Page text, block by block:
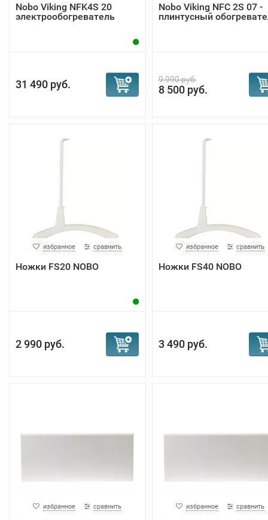
Nobo Viking NFK4S 20
электрообогреватель
31 490 руб.
Nobo Viking NFС 2S 07 -
плинтусный
9 990 руб.
8 500 руб.
избранное сравнить
Ножки FS20 NOBO
2 990 руб.
избранное сравнить
Ножки FS40 NOBO
3 490 руб.
избранное сравнить избранное сравнить